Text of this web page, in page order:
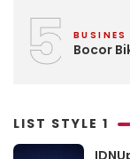
5 BUSINES
Bocor
LIST STYLE 1